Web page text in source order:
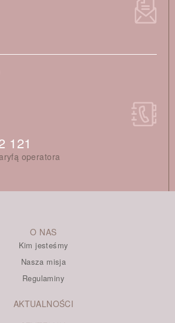
121
operatora
O NAS
Kim jesteśmy
Nasza misja
Regulaminy
AKTUALNOŚCI